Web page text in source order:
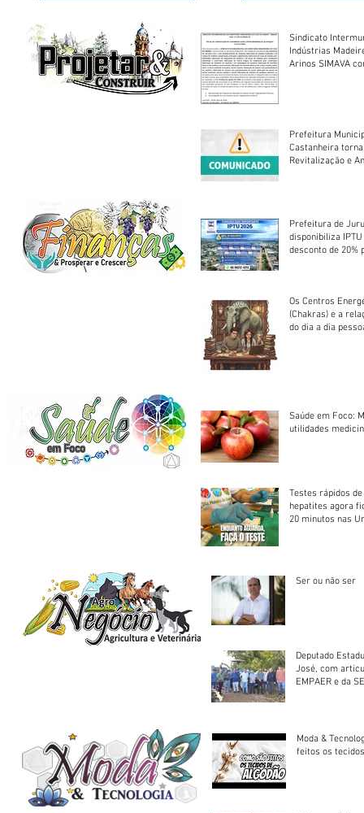
Sindicato
Indústrias
Arinos SIMAVA convoca à
Prefeitura
Castanheira
Revitalização e
Prefeitura de
disponibiliza
desconto de 20%
Os Centros
(Chakras) e a
do dia a dia
Saúde em Foco:
utilidades
Testes rápidos
hepatites agora
20 minutos nas
Ser ou não ser
Deputado
José, com
EMPAER e da
Moda &
feitos os